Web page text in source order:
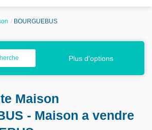
BOURGUEBUS
Plus d'options
Maison
- Maison a vendre